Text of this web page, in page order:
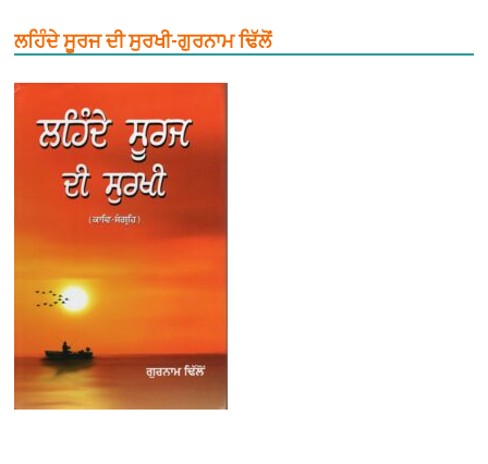
ਲਹਿੰਦੇ ਸੂਰਜ ਦੀ ਸੁਰਖੀ-ਗੁਰਨਾਮ ਢਿੱਲੋਂ